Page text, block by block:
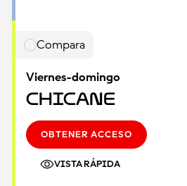
Compara
Viernes-domingo
Chicane
OBTENER ACCESO
VISTA RÁPIDA